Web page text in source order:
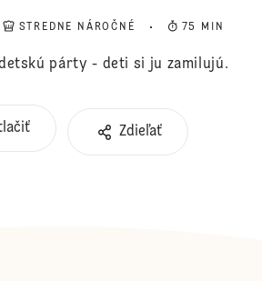
STREDNE NÁROČNÉ 75 MIN
párty - deti si ju zamilujú.
Zdieľať